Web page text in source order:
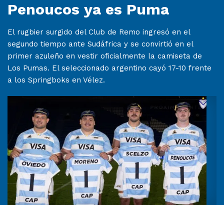
Penoucos ya es Puma
El rugbier surgido del Club de Remo ingresó en el
segundo tiempo ante Sudáfrica y se convirtió en el
primer azuleño en vestir oficialmente la camiseta de
Los Pumas. El seleccionado argentino cayó 17-10 frente
a los Springboks en Vélez.